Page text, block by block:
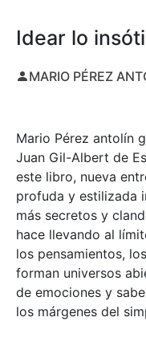
Idear lo
MARIO PÉREZ
Mario Pérez antolín
Juan Gil-Albert de
este libro, nueva
profuda y estilizada
más secretos y
hace llevando al
los pensamientos,
forman universos
de emociones y
los márgenes del